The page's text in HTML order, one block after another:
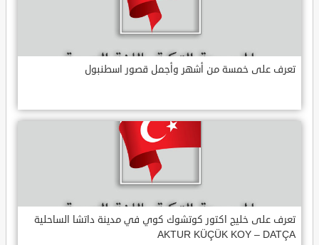
تعرف على خمسة من أشهر وأجمل قصور اسطنبول
تعرف على خليج اكتور كوتشوك كوي في مدينة داتشا الساحلية
AKTUR KÜÇÜK KOY – DATÇA